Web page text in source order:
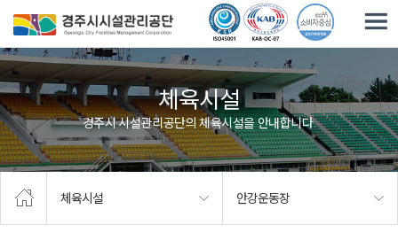
체육시설
경주시 시설관리공단의 체육시설을 안내합니다.
체육시설 안강운동장